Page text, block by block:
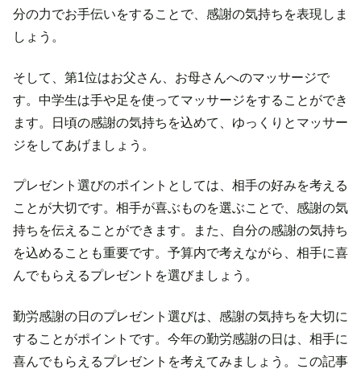
分の力でお手伝いをすることで、感謝の気持ちを表現しま
しょう。
そして、第1位はお父さん、お母さんへのマッサージで
す。中学生は手や足を使ってマッサージをすることができ
ます。日頃の感謝の気持ちを込めて、ゆっくりとマッサー
ジをしてあげましょう。
プレゼント選びのポイントとしては、相手の好みを考える
ことが大切です。相手が喜ぶものを選ぶことで、感謝の気
持ちを伝えることができます。また、自分の感謝の気持ち
を込めることも重要です。予算内で考えながら、相手に喜
んでもらえるプレゼントを選びましょう。
勤労感謝の日のプレゼント選びは、感謝の気持ちを大切に
することがポイントです。今年の勤労感謝の日は、相手に
喜んでもらえるプレゼントを考えてみましょう。この記事